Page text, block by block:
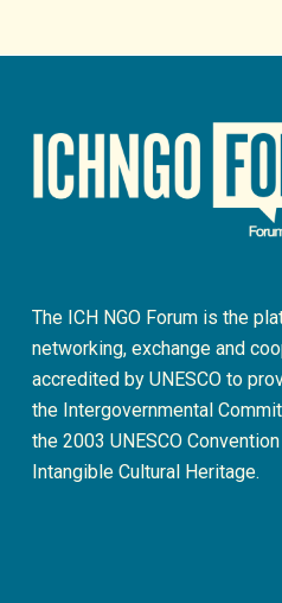
The ICH NGO Forum is the
networking, exchange and
accredited by UNESCO to
the Intergovernmental
the 2003 UNESCO
Intangible Cultural Heritage.